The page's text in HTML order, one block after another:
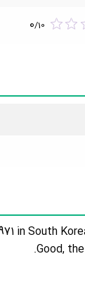
0/10
in South
Good,